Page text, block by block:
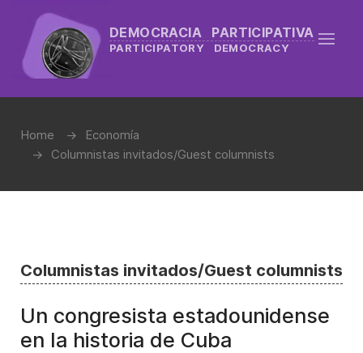
DEMOCRACIA PARTICIPATIVA
PARTICIPATORY DEMOCRACY
Home
Economía
Columnistas invitados/Guest columnists
Columnistas invitados/Guest columnists
Un congresista estadounidense
en la historia de Cuba